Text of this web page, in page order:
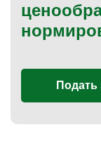
Подать